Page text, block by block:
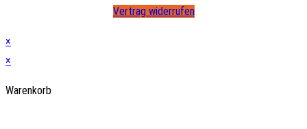
Vertrag widerrufen
×
×
Warenkorb